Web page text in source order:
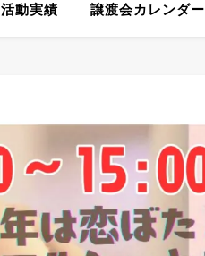
活動実績 譲渡会カレンダー